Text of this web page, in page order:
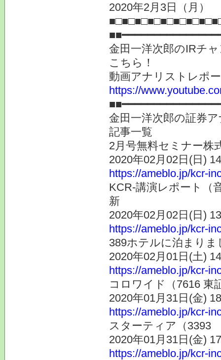
2020年2月3日（月）
金田一洋次郎のIRチ
こちら！
動画アナリストレポ
https://
金田一洋次郎の証券
記事一覧
2月号無料セミナー株
2020年02月02日(日)
https://ameblo.jp/kcr-
KCR-講演レポート（
新
2020年02月02日(日)
https://ameblo.jp/kcr-
389ホテルに泊まりま
2020年02月01日(土)
https://ameblo.jp/kcr-
コロワイド（7616 東
2020年01月31日(金)
https://ameblo.jp/kcr-
スターティア（3393
2020年01月31日(金)
https://ameblo.jp/kcr-